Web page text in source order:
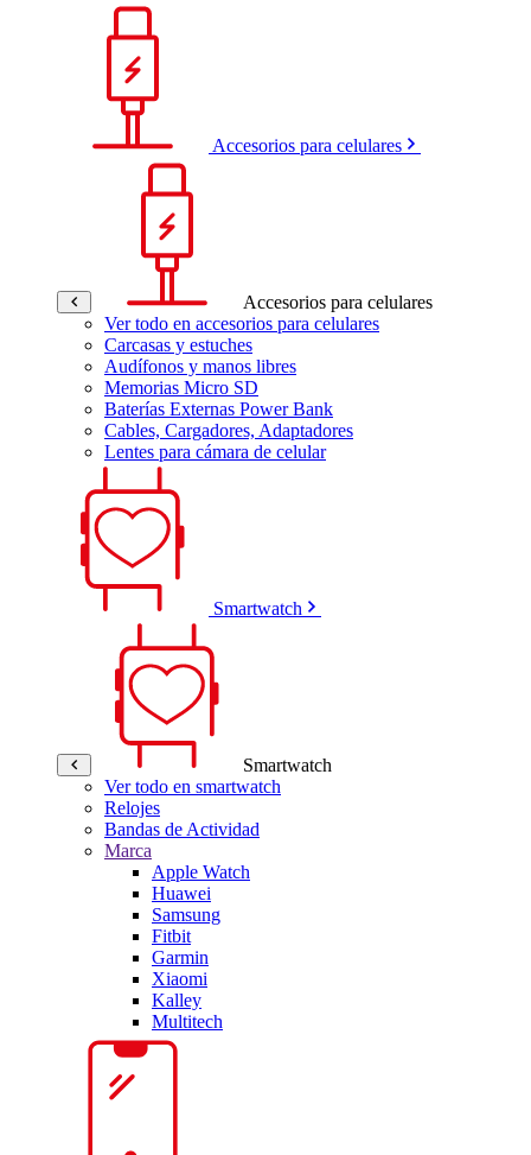
Accesorios para celulares
Accesorios para celulares
Ver todo en accesorios para celulares
Carcasas y estuches
Audífonos y manos libres
Memorias Micro SD
Baterías Externas Power Bank
Cables, Cargadores, Adaptadores
Lentes para cámara de celular
Smartwatch
Smartwatch
Ver todo en smartwatch
Relojes
Bandas de Actividad
Marca
Apple Watch
Huawei
Samsung
Fitbit
Garmin
Xiaomi
Kalley
Multitech